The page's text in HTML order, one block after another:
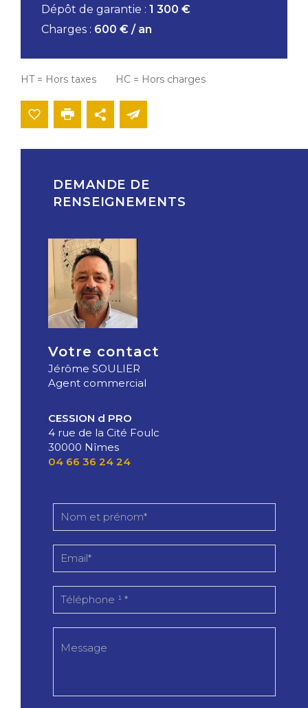
Dépôt de garantie : 1 300 €
Charges : 600 € / an
HT = Hors taxes HC = Hors charges
DEMANDE DE
RENSEIGNEMENTS
Votre contact
Jérôme SOULIER
Agent commercial
CESSION d PRO
4 rue de la Cité Foulc
30000 Nîmes
04 66 36 24 24